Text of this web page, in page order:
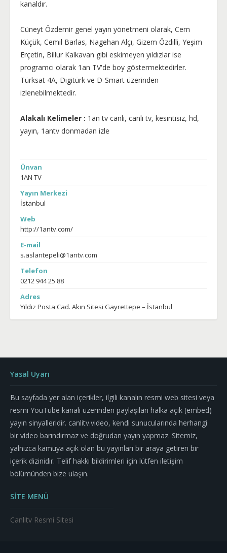
kanaldır.
Cüneyt Özdemir genel yayın yönetmeni olarak, Cem
Küçük, Cemil Barlas, Nagehan Alçı, Gizem Özdilli, Yeşim
Erçetin, Billur Kalkavan gibi eskimeyen yıldızlar ise
programcı olarak 1an TV'de boy göstermektedirler.
Türksat 4A, Digitürk ve D-Smart üzerinden
izlenebilmektedir.
Alakalı Kelimeler : 1an tv canlı, canlı tv, kesintisiz, hd,
yayın, 1antv donmadan izle
Ünvan
1AN TV
Yayın Merkezi
İstanbul
Web
http://1antv.com/
E-mail
s.aslantepeli@1antv.com
Telefon
0212 944 25 88
Adres
Yıldız Posta Cad. Akın Sitesi Gayrettepe – İstanbul
Yasal Uyarı
Bu sayfada yer alan içerikler, ilgili kanalın resmi web sitesi veya
resmi YouTube kanalı üzerinden paylaşılan halka açık (embed)
yayın sinyalleridir. canlitv.video, kendi sunucularında herhangi
bir video barındırmaz ve doğrudan yayın yapmaz. Sitemiz,
yalnızca kamuya açık olan bu yayınları bir araya getiren bir
içerik dizinidir. Telif hakkı bildirimleri için lütfen iletişim
bölümünden bize ulaşın.
SİTE MENÜ
Canlitv Resmi Sitesi